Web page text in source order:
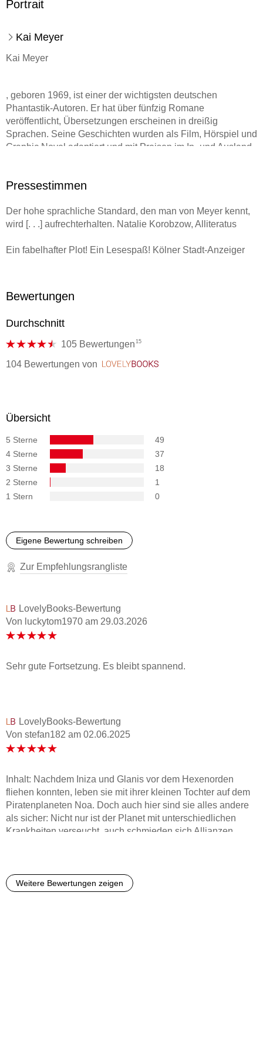
Portrait
Kai Meyer
Kai Meyer
, geboren 1969, ist einer der wichtigsten deutschen
Phantastik-Autoren. Er hat über fünfzig Romane
veröffentlicht, Übersetzungen erscheinen in dreißig
Sprachen. Seine Geschichten wurden als Film, Hörspiel und
Graphic Novel adaptiert und mit Preisen im In- und Ausland
Pressestimmen
Der hohe sprachliche Standard, den man von Meyer kennt,
wird [. . .] aufrechterhalten. Natalie Korobzow, Alliteratus
Ein fabelhafter Plot! Ein Lesespaß! Kölner Stadt-Anzeiger
Bewertungen
Durchschnitt
105 Bewertungen 15
104 Bewertungen von
Übersicht
5 Sterne
49
4 Sterne
37
3 Sterne
18
2 Sterne
1
1 Stern
0
Eigene Bewertung schreiben
Zur Empfehlungsrangliste
LovelyBooks-Bewertung
Von luckytom1970 am 29.03.2026
Sehr gute Fortsetzung. Es bleibt spannend.
LovelyBooks-Bewertung
Von stefan182 am 02.06.2025
Inhalt: Nachdem Iniza und Glanis vor dem Hexenorden
fliehen konnten, leben sie mit ihrer kleinen Tochter auf dem
Piratenplaneten Noa. Doch auch hier sind sie alles andere
als sicher: Nicht nur ist der Planet mit unterschiedlichen
Krankheiten verseucht, auch schmieden sich Allianzen
unterwegs - doch auch hier warten an jeder Ecke
Weitere Bewertungen zeigen